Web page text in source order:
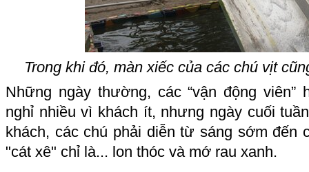
Trong khi đó, màn xiếc của các chú vịt
Những ngày thường, các “vận động viên”
nghỉ nhiều vì khách ít, nhưng ngày cuối
khách, các chú phải diễn từ sáng sớm đến
"cát xê" chỉ là... lon thóc và mớ rau xanh.